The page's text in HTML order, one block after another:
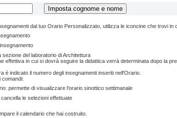
dal tuo Orario Personalizzato, utilizza le iconcine che trovi in
sezione del laboratorio di Architettura
effettiva in cui si dovrà seguire la didattica verrà determinata dopo la
è indicato il numero degli insegnamenti inseriti nell'Orario.
comandi:
permette di visualizzare l'orario sinottico settimanale
cancella le selezioni effettuate
il calendario che hai costruito.